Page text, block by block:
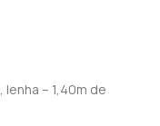
, lenha – 1,40m de